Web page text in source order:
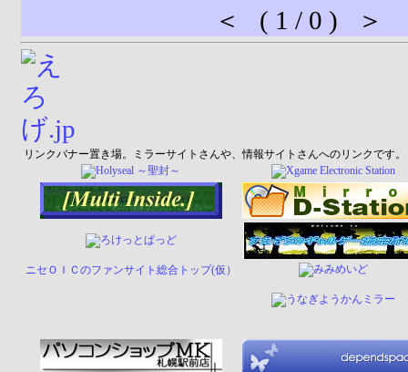
＜ ( 1 / 0 ) ＞
リンクバナー置き場。ミラーサイトさんや、情報サイトさんへのリンクです。
ニセＯＩＣのファンサイト総合トップ(仮）